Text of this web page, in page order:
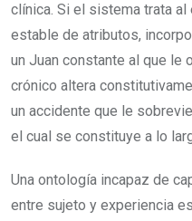
clínica. Si el sistema trata
estable de atributos,
un Juan constante al que le
crónico altera
un accidente que le
el cual se constituye a lo
Una ontología incapaz de
entre sujeto y experiencia